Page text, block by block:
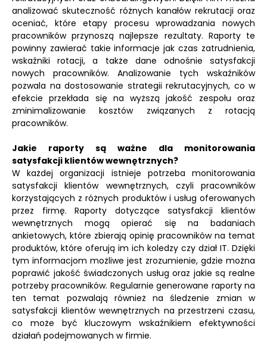
analizować skuteczność różnych kanałów rekrutacji oraz
oceniać, które etapy procesu wprowadzania nowych
pracowników przynoszą najlepsze rezultaty. Raporty te
powinny zawierać takie informacje jak czas zatrudnienia,
wskaźniki rotacji, a także dane odnośnie satysfakcji
nowych pracowników. Analizowanie tych wskaźników
pozwala na dostosowanie strategii rekrutacyjnych, co w
efekcie przekłada się na wyższą jakość zespołu oraz
zminimalizowanie kosztów związanych z rotacją
pracowników.
Jakie raporty są ważne dla monitorowania
satysfakcji klientów wewnętrznych?
W każdej organizacji istnieje potrzeba monitorowania
satysfakcji klientów wewnętrznych, czyli pracowników
korzystających z różnych produktów i usług oferowanych
przez firmę. Raporty dotyczące satysfakcji klientów
wewnętrznych mogą opierać się na badaniach
ankietowych, które zbierają opinię pracowników na temat
produktów, które oferują im ich koledzy czy dział IT. Dzięki
tym informacjom możliwe jest zrozumienie, gdzie można
poprawić jakość świadczonych usług oraz jakie są realne
potrzeby pracowników. Regularnie generowane raporty na
ten temat pozwalają również na śledzenie zmian w
satysfakcji klientów wewnętrznych na przestrzeni czasu,
co może być kluczowym wskaźnikiem efektywności
działań podejmowanych w firmie.